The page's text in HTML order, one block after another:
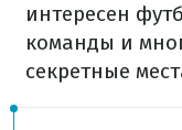
интересен
команды и
секретные